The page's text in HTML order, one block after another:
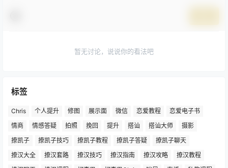
暂无讨论，说说你的看法吧
标签
Chris 个人提升 修图 展示面 微信 恋爱教程
恋爱电子书
情商
情感答疑 拍照 挽回 提升 搭讪 搭讪大师
摄影
撩凯子
撩凯子技巧 撩凯子教程 撩凯子答疑
撩凯子聊天
撩汉大全
撩汉套路 撩汉技巧 撩汉指南 撩汉攻略
撩汉教程